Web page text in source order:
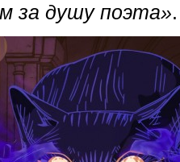
за душу поэта».